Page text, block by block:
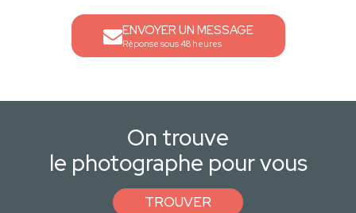
ENVOYER UN MESSAGE
Réponse sous 48 heures
On trouve
le photographe pour vous
TROUVER